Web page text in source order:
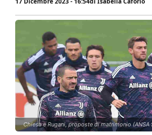
Chiesa e Rugani, proposte di matrimonio (ANSA